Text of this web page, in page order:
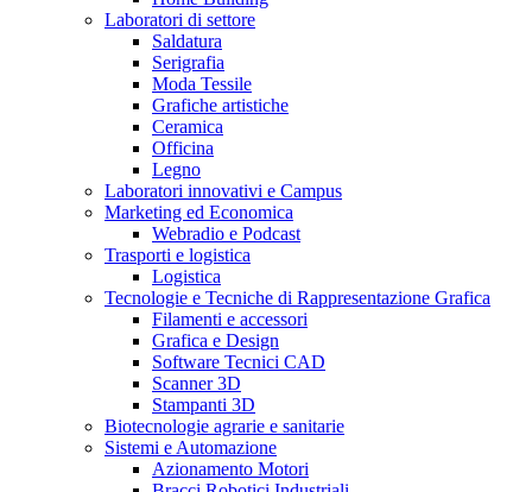
Laboratori di settore
Saldatura
Serigrafia
Moda Tessile
Grafiche artistiche
Ceramica
Officina
Legno
Laboratori innovativi e Campus
Marketing ed Economica
Webradio e Podcast
Trasporti e logistica
Logistica
Tecnologie e Tecniche di Rappresentazione Grafica
Filamenti e accessori
Grafica e Design
Software Tecnici CAD
Scanner 3D
Stampanti 3D
Biotecnologie agrarie e sanitarie
Sistemi e Automazione
Azionamento Motori